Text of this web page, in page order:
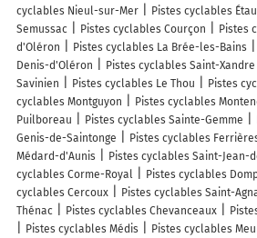
cyclables Nieul-sur-Mer
Pistes cyclables
Semussac
Pistes cyclables Courçon
Pistes
d'Oléron
Pistes cyclables La Brée-les-Bains
Denis-d'Oléron
Pistes cyclables Saint-Xandre
Savinien
Pistes cyclables Le Thou Pistes
cyclables Montguyon
Pistes cyclables
Puilboreau
Pistes cyclables Sainte-Gemme
Genis-de-Saintonge
Pistes cyclables
Médard-d'Aunis
Pistes cyclables Saint-Jean-
cyclables Corme-Royal
Pistes cyclables
cyclables Cercoux
Pistes cyclables Saint-
Thénac
Pistes cyclables Chevanceaux
Pistes cyclables Médis
Pistes cyclables